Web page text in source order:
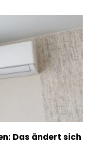
Das ändert sich